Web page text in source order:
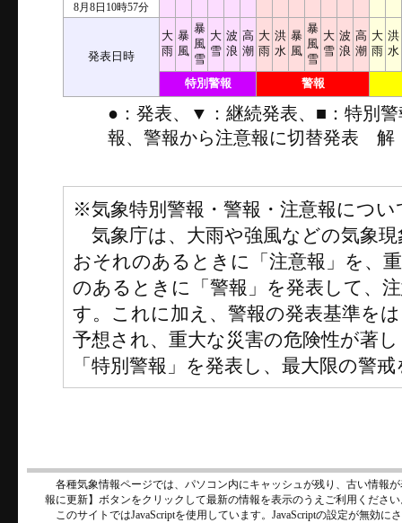
8月8日10時57分
発表日時
大
雨
暴
風
暴
風
雪
大
雪
波
浪
高
潮
大
雨
洪
水
暴
風
暴
風
雪
大
雪
波
浪
高
潮
大
雨
洪
水
特別警報 警報
●：発表、▼：継続発表、■：特別
報、警報から注意報に切替発表 解
※気象特別警報・警報・注意報につい
気象庁は、大雨や強風などの気象
おそれのあるときに「注意報」を、
のあるときに「警報」を発表して、
す。これに加え、警報の発表基準を
予想され、重大な災害の危険性が著
「特別警報」を発表し、最大限の警
各種気象情報ページでは、パソコン内にキャッシュが残り、古い情報
報に更新】ボタンをクリックして最新の情報を表示のうえご利用くださ
このサイトではJavaScriptを使用しています。JavaScriptの設定が無効